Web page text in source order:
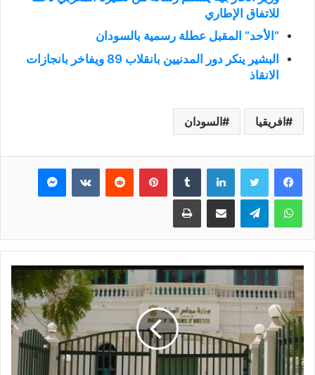
للاتفاق الإطاري
“الأحد” المقبل عطلة رسمية بالسودان
البشير ينكر دور المدنيين بانقلاب 89 ويفاخر بانجازات
الانقاذ
افريقيا السودان
فيسبوك تويتر لينكدإن بينتيريست ماسنجر
واتساب تيلقرام مشاركة عبر البريد طباعة